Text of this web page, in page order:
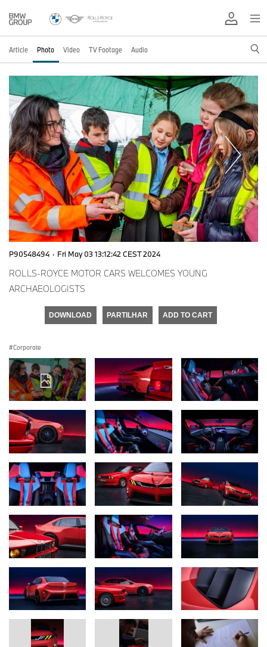
Article Photo Video TV Footage Audio
P90548494 · Fri May 03 13:12:42 CEST 2024
ROLLS-ROYCE MOTOR CARS WELCOMES YOUNG
ARCHAEOLOGISTS
DOWNLOAD PARTILHAR ADD TO CART
Corporate